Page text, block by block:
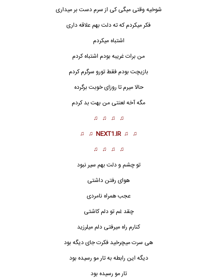
شوخیه وقتی میگی کی از سرم دست بر میداری
فکر میکردم که ته دلت بهم علاقه داری
اشتباه میکردم
من برات غریبه بودم اشتباه کردم
بازیچت بودم فقط تورو سرگرم کردم
حالا میرم تا روزای خوبت برگرده
مگه آخه لعنتی من بهت بد کردم
♫ ♫ ♫ ♫
♫ ♫
NEXT1.IR
♫ ♫
♫ ♫ ♫ ♫
تو چشم و دلت بهم سیر نبود
هوای رفتن داشتی
عجب همراه نامردی
چقد غم تو دلم کاشتی
کنارم راه میرفتی دلم میلرزید
هی سرت میچرخید فکرت جای دیگه بود
دیگه این رابطه به تار مو رسیده بود
تار مو رسیده بود